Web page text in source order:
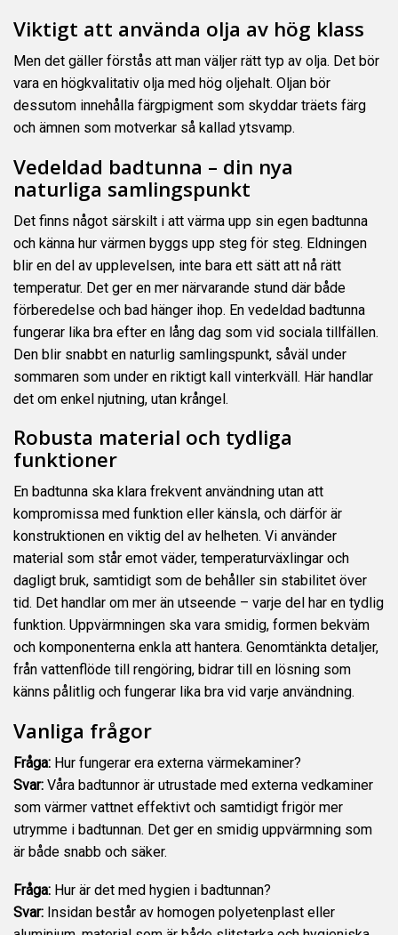
Viktigt att använda olja av hög klass
Men det gäller förstås att man väljer rätt typ av olja. Det bör
vara en högkvalitativ olja med hög oljehalt. Oljan bör
dessutom innehålla färgpigment som skyddar träets färg
och ämnen som motverkar så kallad ytsvamp.
Vedeldad badtunna – din nya
naturliga samlingspunkt
Det finns något särskilt i att värma upp sin egen badtunna
och känna hur värmen byggs upp steg för steg. Eldningen
blir en del av upplevelsen, inte bara ett sätt att nå rätt
temperatur. Det ger en mer närvarande stund där både
förberedelse och bad hänger ihop. En vedeldad badtunna
fungerar lika bra efter en lång dag som vid sociala tillfällen.
Den blir snabbt en naturlig samlingspunkt, såväl under
sommaren som under en riktigt kall vinterkväll. Här handlar
det om enkel njutning, utan krångel.
Robusta material och tydliga
funktioner
En badtunna ska klara frekvent användning utan att
kompromissa med funktion eller känsla, och därför är
konstruktionen en viktig del av helheten. Vi använder
material som står emot väder, temperaturväxlingar och
dagligt bruk, samtidigt som de behåller sin stabilitet över
tid. Det handlar om mer än utseende – varje del har en tydlig
funktion. Uppvärmningen ska vara smidig, formen bekväm
och komponenterna enkla att hantera. Genomtänkta detaljer,
från vattenflöde till rengöring, bidrar till en lösning som
känns pålitlig och fungerar lika bra vid varje användning.
Vanliga frågor
Fråga: Hur fungerar era externa värmekaminer?
Svar: Våra badtunnor är utrustade med externa vedkaminer
som värmer vattnet effektivt och samtidigt frigör mer
utrymme i badtunnan. Det ger en smidig uppvärmning som
är både snabb och säker.
Fråga: Hur är det med hygien i badtunnan?
Svar: Insidan består av homogen polyetenplast eller